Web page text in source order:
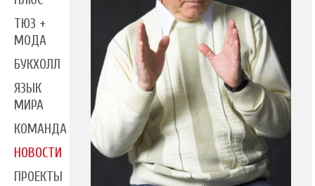
ТЮЗ +
МОДА
БУКХОЛЛ
ЯЗЫК
МИРА
КОМАНДА
НОВОСТИ
ПРОЕКТЫ